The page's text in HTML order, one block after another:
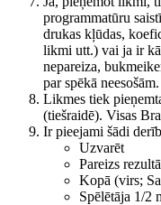
programmatūru
drukas kļūdas,
likmi utt.) vai ja ir
nepareiza,
par spēkā neesošām.
Likmes tiek
(tiešraidē). Visas
Ir pieejami šādi
Uzvarēt
Pareizs
Kopā (virs;
Spēlētāja 1/2